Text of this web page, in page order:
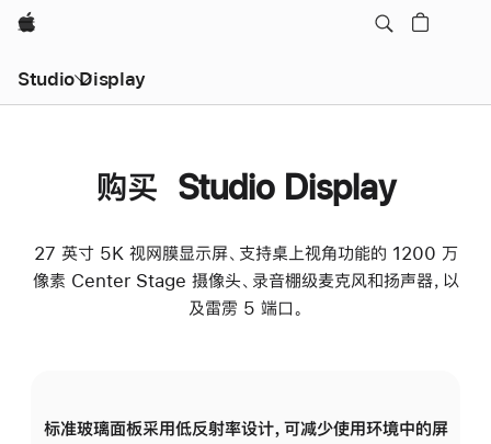
Apple
Studio Display
购买 Studio Display
27 英寸 5K 视网膜显示屏、支持桌上视角功能的 1200 万
像素 Center Stage 摄像头、录音棚级麦克风和扬声器，以
及雷雳 5 端口。
标准玻璃面板采用低反射率设计，可减少使用环境中的屏